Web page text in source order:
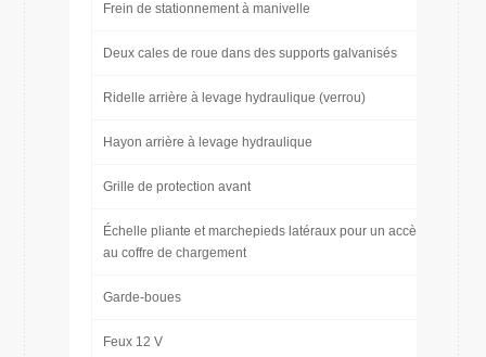
Frein de stationnement à manivelle
Deux cales de roue dans des supports galvanisés
Ridelle arrière à levage hydraulique (verrou)
Hayon arrière à levage hydraulique
Grille de protection avant
Échelle pliante et marchepieds latéraux pour un accès facile
au coffre de chargement
Garde-boues
Feux 12 V